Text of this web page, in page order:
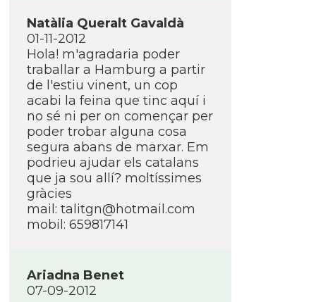
Natàlia Queralt Gavaldà
01-11-2012
Hola! m'agradaria poder
traballar a Hamburg a partir
de l'estiu vinent, un cop
acabi la feina que tinc aquí­ i
no sé ni per on començar per
poder trobar alguna cosa
segura abans de marxar. Em
podrieu ajudar els catalans
que ja sou allí­? moltí­ssimes
gràcies
mail: talitgn@hotmail.com
mobil: 659817141
Ariadna Benet
07-09-2012